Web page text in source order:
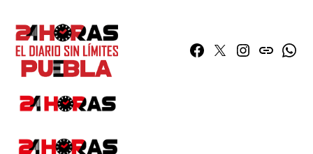
Facebook
TwitterInstagram
issuu